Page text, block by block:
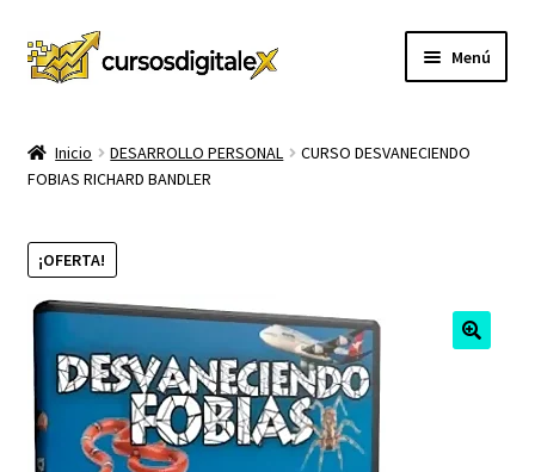
Ir
a
Ir
al
Menú
TIENDA
CURSOS
hijo
MEMBRESIA
MI CUENTA
CARRITO
Inicio DESARROLLO PERSONAL
CURSO DESVANECIENDO
FOBIAS RICHARD BANDLER
¡OFERTA!